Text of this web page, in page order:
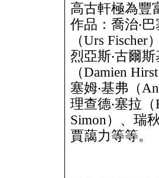
高古軒極為豐
作品：喬治‧
（Urs
烈亞斯‧古爾
（Damien
塞姆‧基弗（
理查德‧塞拉（
Simon）、瑞
賈藹力等等。